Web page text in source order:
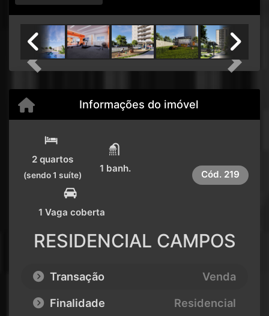
Previous Next
Informações do imóvel
2 quartos
(sendo 1 suíte)
1 banh.
1 Vaga coberta
Cód. 219
RESIDENCIAL CAMPOS
Transação
Venda
Finalidade
Residencial